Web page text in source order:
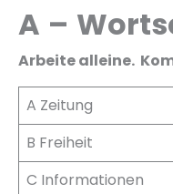
A –
Arbeite alleine.
A Zeitung
B Freiheit
C Informationen